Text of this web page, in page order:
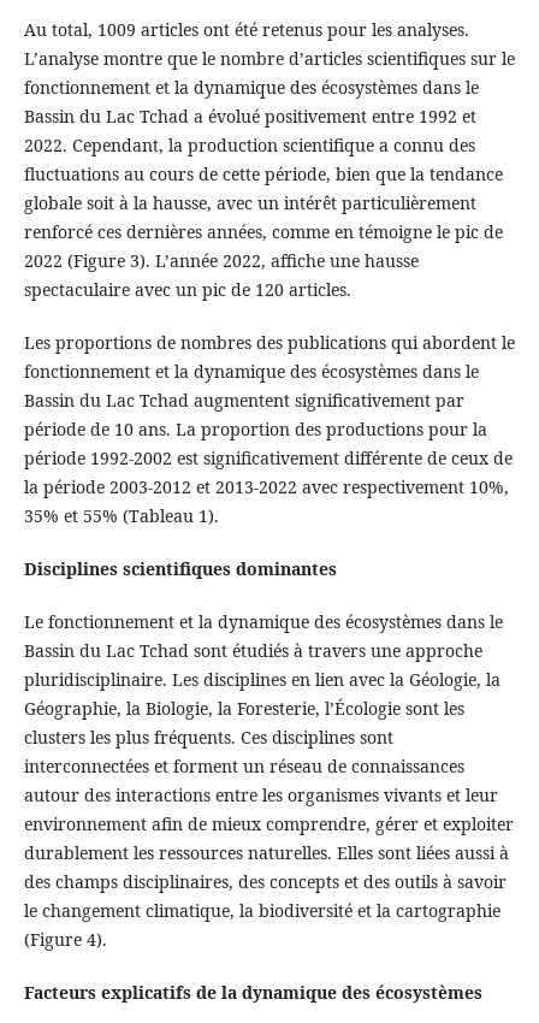
Au total, 1009 articles ont été retenus pour les analyses.
L’analyse montre que le nombre d’articles scientifiques sur le
fonctionnement et la dynamique des écosystèmes dans le
Bassin du Lac Tchad a évolué positivement entre 1992 et
2022. Cependant, la production scientifique a connu des
fluctuations au cours de cette période, bien que la tendance
globale soit à la hausse, avec un intérêt particulièrement
renforcé ces dernières années, comme en témoigne le pic de
2022 (Figure 3). L’année 2022, affiche une hausse
spectaculaire avec un pic de 120 articles.
Les proportions de nombres des publications qui abordent le
fonctionnement et la dynamique des écosystèmes dans le
Bassin du Lac Tchad augmentent significativement par
période de 10 ans. La proportion des productions pour la
période 1992-2002 est significativement différente de ceux de
la période 2003-2012 et 2013-2022 avec respectivement 10%,
35% et 55% (Tableau 1).
Disciplines scientifiques dominantes
Le fonctionnement et la dynamique des écosystèmes dans le
Bassin du Lac Tchad sont étudiés à travers une approche
pluridisciplinaire. Les disciplines en lien avec la Géologie, la
Géographie, la Biologie, la Foresterie, l’Écologie sont les
clusters les plus fréquents. Ces disciplines sont
interconnectées et forment un réseau de connaissances
autour des interactions entre les organismes vivants et leur
environnement afin de mieux comprendre, gérer et exploiter
durablement les ressources naturelles. Elles sont liées aussi à
des champs disciplinaires, des concepts et des outils à savoir
le changement climatique, la biodiversité et la cartographie
(Figure 4).
Facteurs explicatifs de la dynamique des écosystèmes